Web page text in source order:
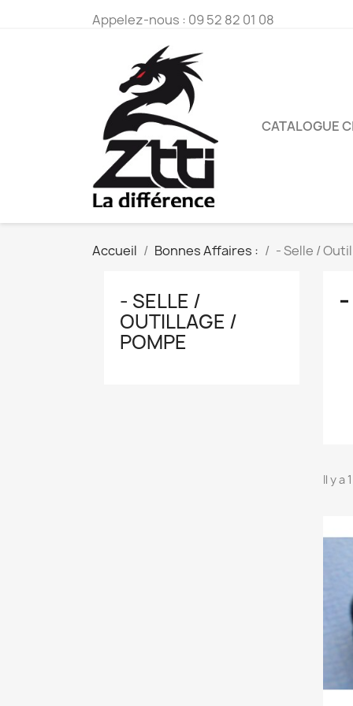
Appelez-nous : 09 52 82 01 08
CATALOGUE
Accueil Bonnes Affaires : - Selle /
- SELLE /
OUTILLAGE /
POMPE
Il y a